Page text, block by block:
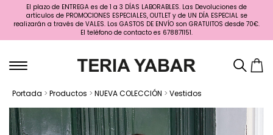
El plazo de ENTREGA es de 1 a 3 DÍAS LABORABLES. Las Devoluciones de
artículos de PROMOCIONES ESPECIALES, OUTLET y de UN DÍA ESPECIAL se
realizarán a través de VALES. Los GASTOS DE ENVÍO son GRATUITOS desde 70€.
El teléfono de contacto es 678871151.
Portada > Productos > NUEVA COLECCIÓN > Vestidos